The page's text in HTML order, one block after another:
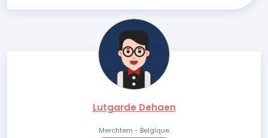
Lutgarde Dehaen
Merchtem - Belgique